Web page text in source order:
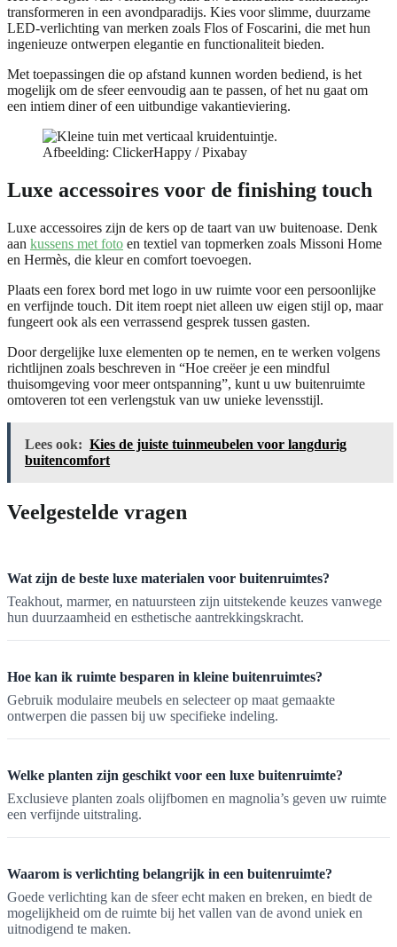
transformeren in een avondparadijs. Kies voor slimme, duurzame
LED-verlichting van merken zoals Flos of Foscarini, die met hun
ingenieuze ontwerpen elegantie en functionaliteit bieden.
Met toepassingen die op afstand kunnen worden bediend, is het
mogelijk om de sfeer eenvoudig aan te passen, of het nu gaat om
een intiem diner of een uitbundige vakantieviering.
Afbeelding: ClickerHappy / Pixabay
Luxe accessoires voor de finishing touch
Luxe accessoires zijn de kers op de taart van uw buitenoase. Denk
aan kussens met foto en textiel van topmerken zoals Missoni Home
en Hermès, die kleur en comfort toevoegen.
Plaats een forex bord met logo in uw ruimte voor een persoonlijke
en verfijnde touch. Dit item roept niet alleen uw eigen stijl op, maar
fungeert ook als een verrassend gesprek tussen gasten.
Door dergelijke luxe elementen op te nemen, en te werken volgens
richtlijnen zoals beschreven in “Hoe creëer je een mindful
thuisomgeving voor meer ontspanning”, kunt u uw buitenruimte
omtoveren tot een verlengstuk van uw unieke levensstijl.
Lees ook: Kies de juiste tuinmeubelen voor langdurig
buitencomfort
Veelgestelde vragen
Wat zijn de beste luxe materialen voor buitenruimtes?
Teakhout, marmer, en natuursteen zijn uitstekende keuzes vanwege
hun duurzaamheid en esthetische aantrekkingskracht.
Hoe kan ik ruimte besparen in kleine buitenruimtes?
Gebruik modulaire meubels en selecteer op maat gemaakte
ontwerpen die passen bij uw specifieke indeling.
Welke planten zijn geschikt voor een luxe buitenruimte?
Exclusieve planten zoals olijfbomen en magnolia’s geven uw ruimte
een verfijnde uitstraling.
Waarom is verlichting belangrijk in een buitenruimte?
Goede verlichting kan de sfeer echt maken en breken, en biedt de
mogelijkheid om de ruimte bij het vallen van de avond uniek en
uitnodigend te maken.